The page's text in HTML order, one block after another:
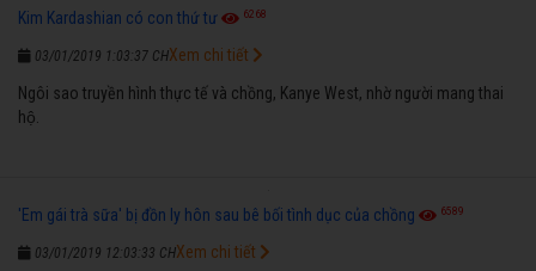
Kim Kardashian có con thứ tư 6268
03/01/2019 1:03:37 CH
Ngôi sao truyền hình thực tế và chồng, Kanye West, nhờ người mang thai
hộ.
Xem chi tiết
'Em gái trà sữa' bị đồn ly hôn sau bê bối tình dục của chồng 6589
03/01/2019 12:03:33 CHXem chi tiết